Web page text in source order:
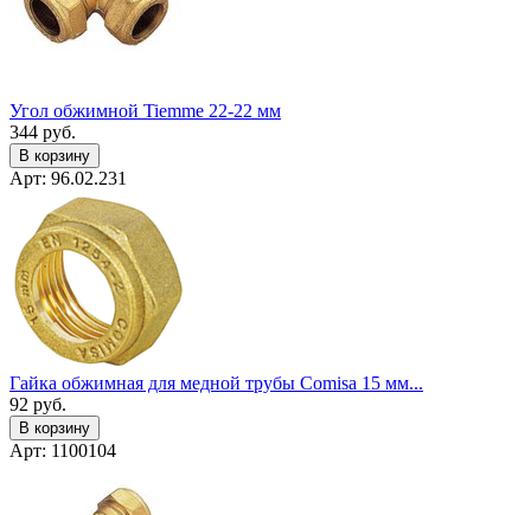
Угол обжимной Tiemme 22-22 мм
344 руб.
В корзину
Арт: 96.02.231
Гайка обжимная для медной трубы Comisa 15 мм...
92 руб.
В корзину
Арт: 1100104